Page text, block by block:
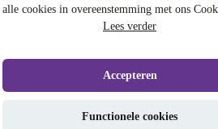
alle cookies in overeenstemming met ons
Lees verder
Accepteren
Functionele cookies